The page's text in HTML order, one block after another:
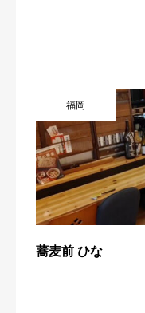
福岡
蕎麦前 ひな